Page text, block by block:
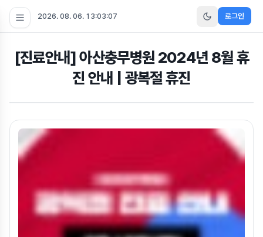
2026. 08. 06. 13:03:08 로그인
[진료안내] 아산충무병원 2024년 8월 휴
진 안내 | 광복절 휴진